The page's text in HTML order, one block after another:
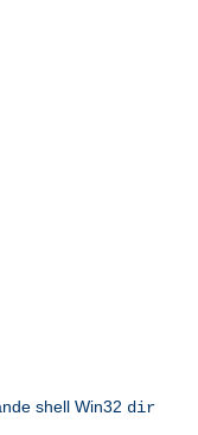
shell Win32 dir